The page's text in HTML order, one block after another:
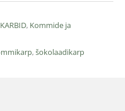
, Kommide ja
,šokolaadikarp